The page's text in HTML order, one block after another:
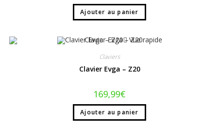
Ajouter au panier
Vue rapide
Claviers
Clavier Evga – Z20
169,99€
Ajouter au panier